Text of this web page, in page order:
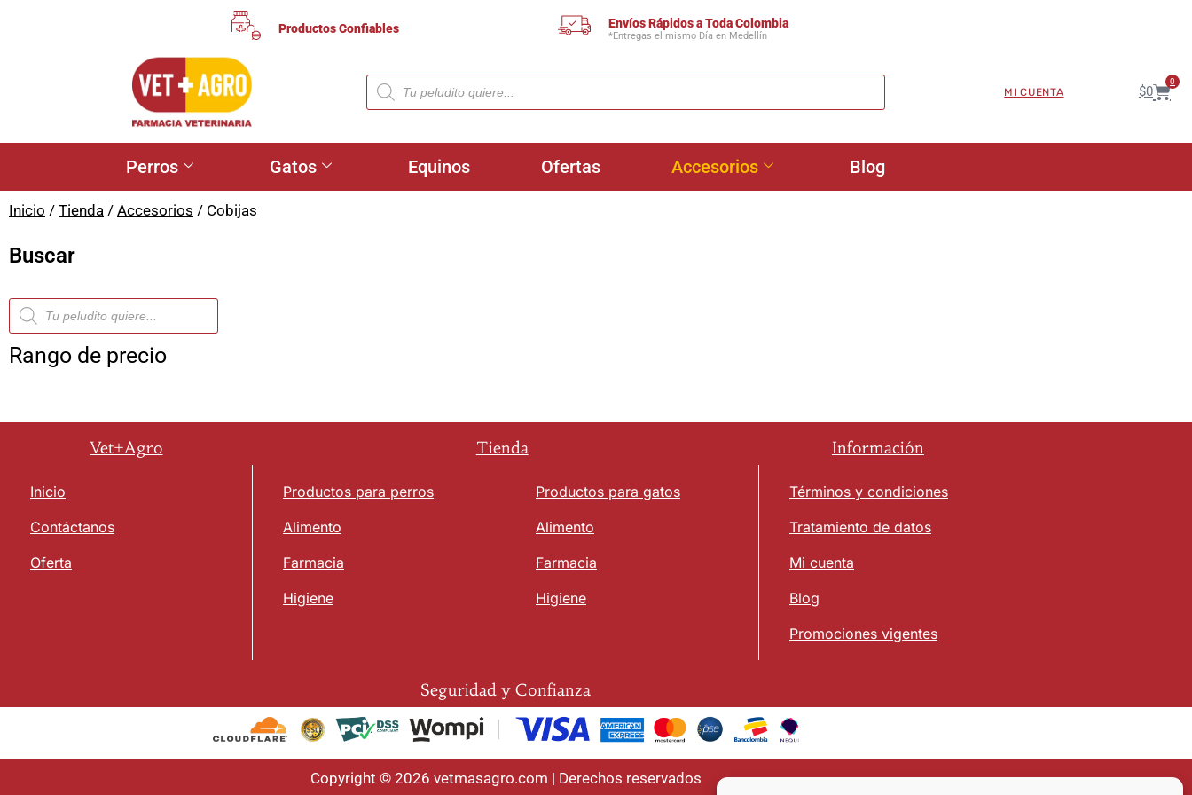
Productos Confiables Envíos Rápidos a Toda Colombia
*Entregas el mismo Día en Medellín
MI CUENTA $0
0
Perros Gatos Equinos Ofertas Accesorios Blog
Inicio / Tienda / Accesorios / Cobijas
Buscar
Rango de precio
Vet+Agro Tienda Información
Inicio
Contáctanos
Oferta
Productos para perros
Alimento
Farmacia
Higiene
Productos para gatos
Alimento
Farmacia
Higiene
Términos y condiciones
Tratamiento de datos
Mi cuenta
Blog
Promociones vigentes
Seguridad y Confianza
Copyright © 2026 vetmasagro.com | Derechos reservados